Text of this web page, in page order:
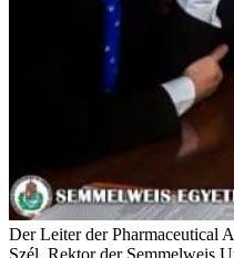
Der Leiter der Pharmaceutical
Szél, Rektor der Semmelweis